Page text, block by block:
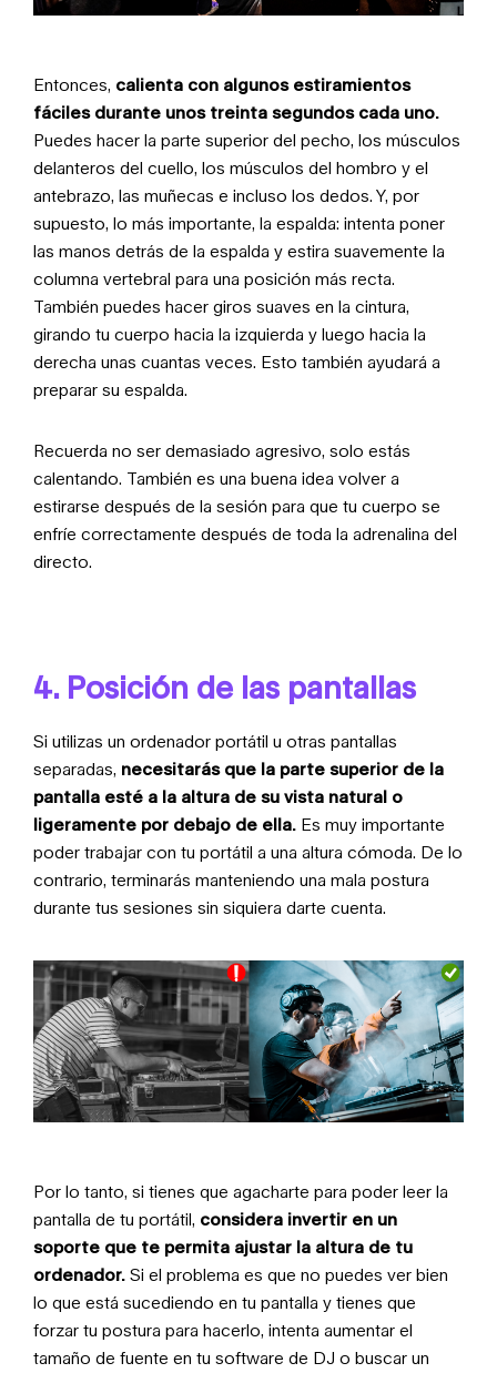
Entonces, calienta con algunos estiramientos
fáciles durante unos treinta segundos cada uno.
Puedes hacer la parte superior del pecho, los músculos
delanteros del cuello, los músculos del hombro y el
antebrazo, las muñecas e incluso los dedos. Y, por
supuesto, lo más importante, la espalda: intenta poner
las manos detrás de la espalda y estira suavemente la
columna vertebral para una posición más recta.
También puedes hacer giros suaves en la cintura,
girando tu cuerpo hacia la izquierda y luego hacia la
derecha unas cuantas veces. Esto también ayudará a
preparar su espalda.
Recuerda no ser demasiado agresivo, solo estás
calentando. También es una buena idea volver a
estirarse después de la sesión para que tu cuerpo se
enfríe correctamente después de toda la adrenalina del
directo.
4. Posición de las pantallas
Si utilizas un ordenador portátil u otras pantallas
separadas, necesitarás que la parte superior de la
pantalla esté a la altura de su vista natural o
ligeramente por debajo de ella. Es muy importante
poder trabajar con tu portátil a una altura cómoda. De lo
contrario, terminarás manteniendo una mala postura
durante tus sesiones sin siquiera darte cuenta.
Por lo tanto, si tienes que agacharte para poder leer la
pantalla de tu portátil, considera invertir en un
soporte que te permita ajustar la altura de tu
ordenador. Si el problema es que no puedes ver bien
lo que está sucediendo en tu pantalla y tienes que
forzar tu postura para hacerlo, intenta aumentar el
tamaño de fuente en tu software de DJ o buscar un